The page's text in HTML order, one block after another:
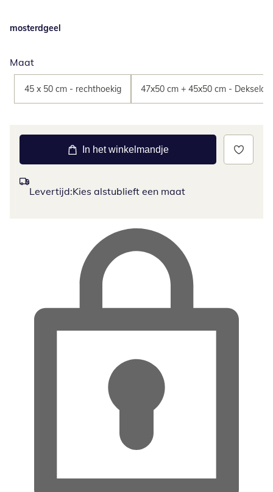
mosterdgeel
Maat
45 x 50 cm - rechthoekig 47x50 cm + 45x50 cm -
In het winkelmandje
Levertijd:Kies alstublieft een maat